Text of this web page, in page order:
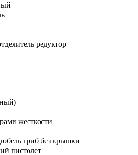
редуктор
жесткости
гриб без крышки
пистолет